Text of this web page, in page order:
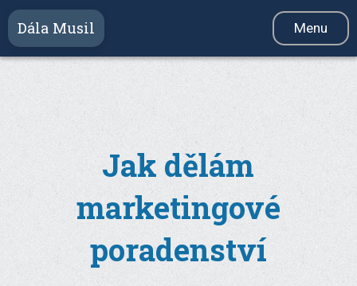
Dála Musil Menu
Jak dělám
marketingové
poradenství